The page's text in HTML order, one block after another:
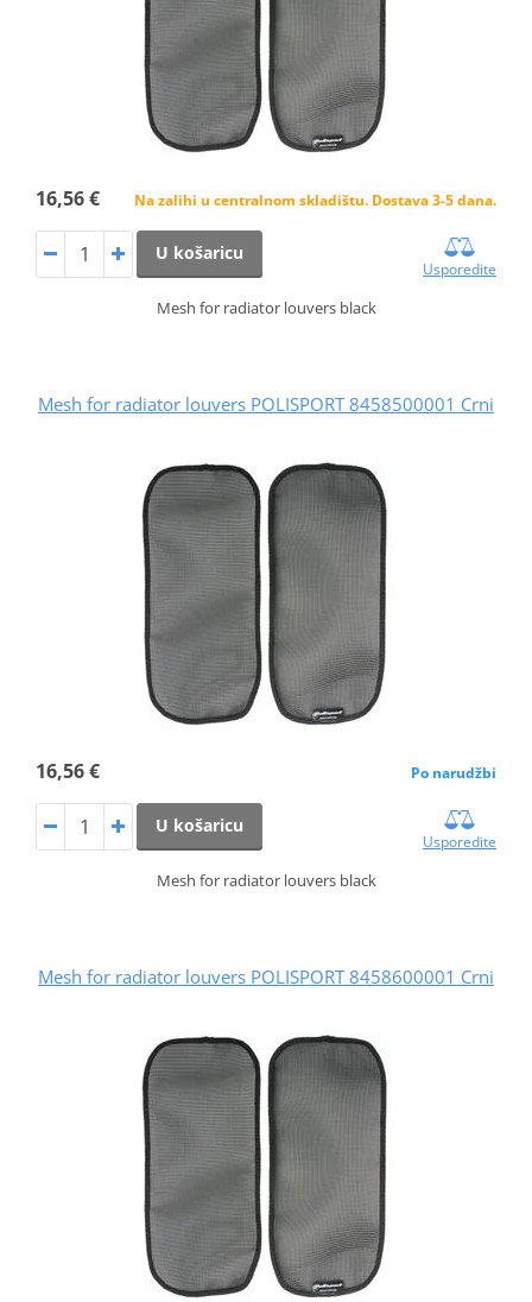
16,56 € Na zalihi u centralnom skladištu. Dostava 3-5 dana.
U košaricu
Usporedite
Mesh for radiator louvers black
Mesh for radiator louvers POLISPORT 8458500001 Crni
16,56 € Po narudžbi
U košaricu
Usporedite
Mesh for radiator louvers black
Mesh for radiator louvers POLISPORT 8458600001 Crni